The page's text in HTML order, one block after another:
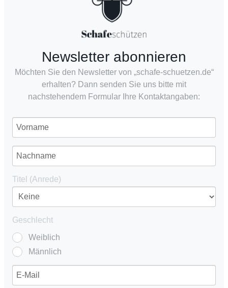
Newsletter abonnieren
Möchten Sie den Newsletter von „schafe-schuetzen.de“
erhalten? Dann senden Sie uns bitte mit
nachstehendem Formular Ihre Kontaktangaben:
Titel (Anrede)
Geschlecht
Weiblich
Männlich